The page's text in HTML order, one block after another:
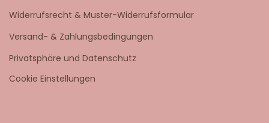
Widerrufsrecht & Muster-Widerrufsformular
Versand- & Zahlungsbedingungen
Privatsphäre und Datenschutz
Cookie Einstellungen